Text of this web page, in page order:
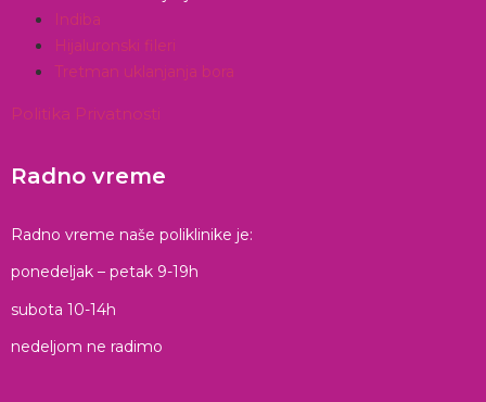
Indiba
Hijaluronski fileri
Tretman uklanjanja bora
Politika Privatnosti
Radno vreme
Radno vreme naše poliklinike je:
ponedeljak – petak 9-19h
subota 10-14h
nedeljom ne radimo